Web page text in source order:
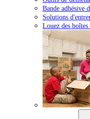
Bande adhésive
Solutions
Louez des boîtes